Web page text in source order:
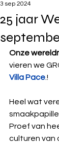
25 jaar
3 sep 2024
Onze
vieren we
Villa Pace.!
Heel wat
Proef van
culturen van